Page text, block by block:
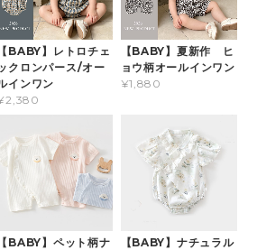
【BABY】レトロチェ
クロンパース/オー
インワン
【BABY】夏新作 ヒ
ョウ柄オールインワン
¥1,880
【BABY】ペット柄ナ
【BABY】ナチュラル